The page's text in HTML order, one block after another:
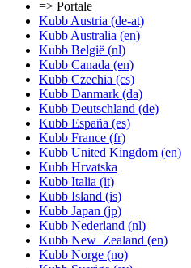
=> Portale
Kubb Austria (de-at)
Kubb Australia (en)
Kubb België (nl)
Kubb Canada (en)
Kubb Czechia (cs)
Kubb Danmark (da)
Kubb Deutschland (de)
Kubb España (es)
Kubb France (fr)
Kubb United Kingdom (en)
Kubb Hrvatska
Kubb Italia (it)
Kubb Island (is)
Kubb Japan (jp)
Kubb Nederland (nl)
Kubb New_Zealand (en)
Kubb Norge (no)